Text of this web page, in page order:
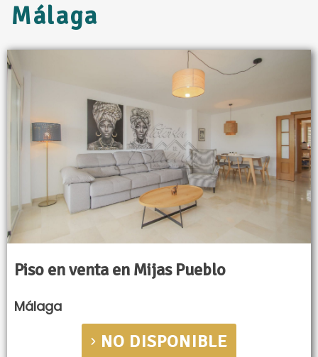
Málaga
Piso en venta en Mijas Pueblo
Málaga
NO DISPONIBLE